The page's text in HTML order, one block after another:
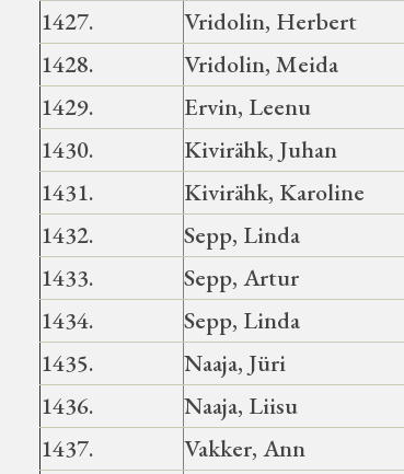
1427.
Vridolin, Herbert
1428.
Vridolin, Meida
1429.
Ervin, Leenu
1430.
Kivirähk, Juhan
1431.
Kivirähk, Karoline
1432.
Sepp, Linda
1433.
Sepp, Artur
1434.
Sepp, Linda
1435.
Naaja, Jüri
1436.
Naaja, Liisu
1437.
Vakker, Ann